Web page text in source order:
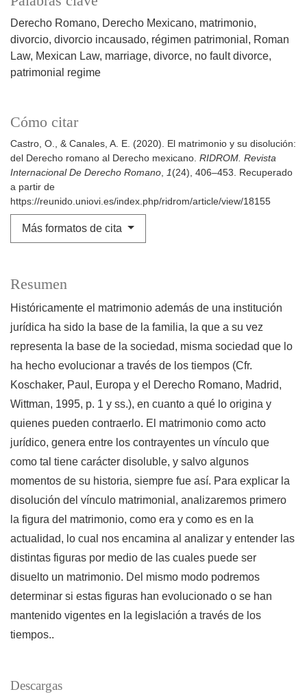
Derecho Romano Derecho Mexicano matrimonio
divorcio divorcio incausado régimen patrimonial
Roman
Law Mexican Law marriage divorce no fault divorce
patrimonial regime
Cómo citar
Castro, O., & Canales, A. E. (2020). El matrimonio y su disolución:
del Derecho romano al Derecho mexicano. RIDROM. Revista
Internacional De Derecho Romano, 1(24), 406–453. Recuperado
a partir de
https://reunido.uniovi.es/index.php/ridrom/article/view/18155
Más formatos de cita
Resumen
Históricamente el matrimonio además de una institución
jurídica ha sido la base de la familia, la que a su vez
representa la base de la sociedad, misma sociedad que lo
ha hecho evolucionar a través de los tiempos (Cfr.
Koschaker, Paul, Europa y el Derecho Romano, Madrid,
Wittman, 1995, p. 1 y ss.), en cuanto a qué lo origina y
quienes pueden contraerlo. El matrimonio como acto
jurídico, genera entre los contrayentes un vínculo que
como tal tiene carácter disoluble, y salvo algunos
momentos de su historia, siempre fue así. Para explicar la
disolución del vínculo matrimonial, analizaremos primero
la figura del matrimonio, como era y como es en la
actualidad, lo cual nos encamina al analizar y entender las
distintas figuras por medio de las cuales puede ser
disuelto un matrimonio. Del mismo modo podremos
determinar si estas figuras han evolucionado o se han
mantenido vigentes en la legislación a través de los
tiempos..
Descargas